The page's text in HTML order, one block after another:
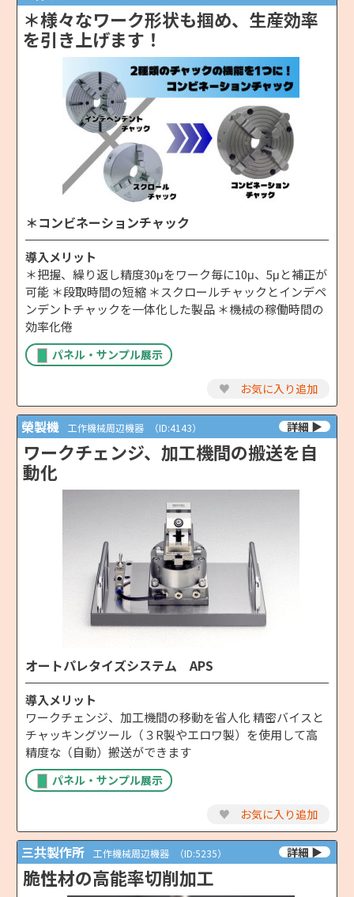
＊様々なワーク形状も掴め、生産効率
を引き上げます！
＊コンビネーションチャック
導入メリット
＊把握、繰り返し精度30μをワーク毎に10μ、5μと補正が
可能 ＊段取時間の短縮 ＊スクロールチャックとインデペ
ンデントチャックを一体化した製品 ＊機械の稼働時間の
効率化倦
パネル・サンプル展示
♥ お気に入り追加
榮製機 工作機械周辺機器 （ID:4143）
ワークチェンジ、加工機間の搬送を自
動化
オートパレタイズシステム APS
導入メリット
ワークチェンジ、加工機間の移動を省人化 精密バイスと
チャッキングツール（３R製やエロワ製）を使用して高
精度な（自動）搬送ができます
パネル・サンプル展示
♥ お気に入り追加
三共製作所 工作機械周辺機器 （ID:5235）
脆性材の高能率切削加工